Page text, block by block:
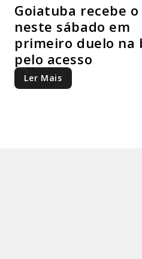
Goiatuba recebe o
neste sábado em
primeiro duelo na
pelo acesso
Ler Mais